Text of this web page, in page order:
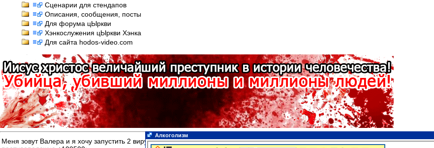
Алкоголизм
Сценарии для стендапов
Описания, сообщения, посты
Для форума цЫркви
Хэнкослужения цЫркви Хэнка
Для сайта hodos-video.com
Меня зовут Валера и я хочу запустить 2 вирусных идеи, которые искал уже давно, ЧТОБЫ ИЗМЕНИТЬ ЧТО-ТО В ЭТОМ МИРЕ.Во-